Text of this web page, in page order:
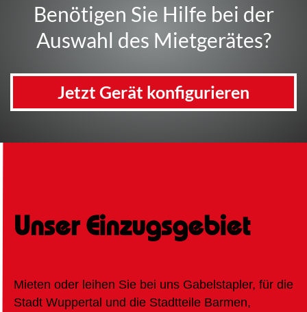
Benötigen Sie Hilfe bei der
Auswahl des Mietgerätes?
Jetzt Gerät konfigurieren
Unser Einzugsgebiet
Mieten oder leihen Sie bei uns Gabelstapler, für die
Stadt Wuppertal und die Stadtteile Barmen,